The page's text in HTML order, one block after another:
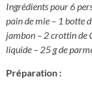
Ingrédients pour 6
pain de mie – 1 botte
jambon – 2 crottin de
liquide – 25 g de
Préparation :